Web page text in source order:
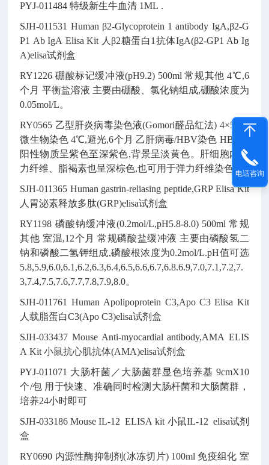
PYJ-011484 特级新生牛血清 1ML .
SJH-011531 Human β2-Glycoprotein 1 antibody IgA,β2-G
P1 Ab IgA Elisa Kit 人β2糖蛋白1抗体IgA(β2-GP1 Ab Ig
A)elisa试剂盒
RY1226 硼酸标记缓冲液(pH9.2) 500ml 常规其他 4℃,6
个月 平衡盐溶液 主要由硼酸、氯化钠组成,硼酸浓度为
0.05mol/L。
RY0565 乙型肝炎病毒染色液(Gomori醛品红法) 4×50ml
微生物染色 4℃,避光,6个月 乙肝病毒/HBV染色 HBsAg
阳性物质呈紫色至深紫色,背景呈淡黄色。肝细胞内弹
力纤维、脂褐素也呈深棕色,也可用于弹力纤维染色。
SJH-011365 Human gastrin-reliasing peptide,GRP Elisa Kit
人胃泌素释放多肽(GRP)elisa试剂盒
RY1198 磷酸钠缓冲液(0.2mol/L,pH5.8-8.0) 500ml 常规
其他 室温,12个月 常规磷酸盐缓冲液 主要由磷酸氢二
钠和磷酸二氢钾组成,磷酸根浓度为0.2mol/L.pH值可选
5.8,5.9,6.0,6.1,6.2,6.3,6.4,6.5,6.6,6.7,6.8.6.9,7.0,7.1,7.2,7.
3,7.4,7.5,7.6,7.7,7.8,7.9,8.0。
SJH-011761 Human Apolipoprotein C3,Apo C3 Elisa Kit
人载脂蛋白C3(Apo C3)elisa试剂盒
SJH-033437 Mouse Anti-myocardial antibody,AMA ELIS
A Kit 小鼠抗心肌抗体(AMA)elisa试剂盒
PYJ-011071 大肠杆菌／大肠菌群显色培养基 9cmX10
个/包 用于快速、准确同时检测大肠杆菌和大肠菌群，
培养24小时即可
SJH-033186 Mouse IL-12 ELISA kit 小鼠IL-12 elisa试剂
盒
RY0690 内源性酶抑制剂(冰冻切片) 100ml 免疫组化 室
电话咨询